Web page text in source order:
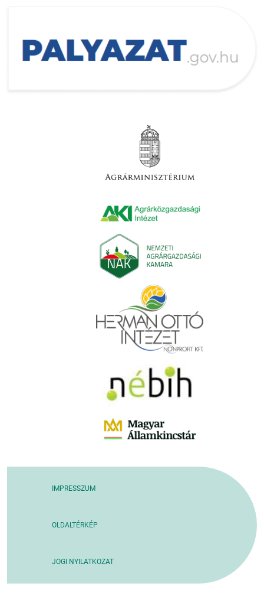
IMPRESSZUM
OLDALTÉRKÉP
JOGI NYILATKOZAT